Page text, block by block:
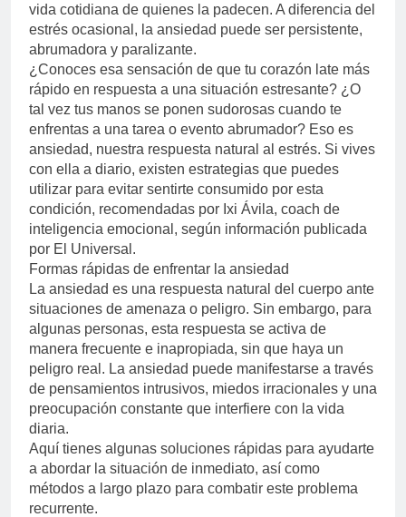
vida cotidiana de quienes la padecen. A diferencia del
estrés ocasional, la ansiedad puede ser persistente,
abrumadora y paralizante.
¿Conoces esa sensación de que tu corazón late más
rápido en respuesta a una situación estresante? ¿O
tal vez tus manos se ponen sudorosas cuando te
enfrentas a una tarea o evento abrumador? Eso es
ansiedad, nuestra respuesta natural al estrés. Si vives
con ella a diario, existen estrategias que puedes
utilizar para evitar sentirte consumido por esta
condición, recomendadas por Ixi Ávila, coach de
inteligencia emocional, según información publicada
por El Universal.
Formas rápidas de enfrentar la ansiedad
La ansiedad es una respuesta natural del cuerpo ante
situaciones de amenaza o peligro. Sin embargo, para
algunas personas, esta respuesta se activa de
manera frecuente e inapropiada, sin que haya un
peligro real. La ansiedad puede manifestarse a través
de pensamientos intrusivos, miedos irracionales y una
preocupación constante que interfiere con la vida
diaria.
Aquí tienes algunas soluciones rápidas para ayudarte
a abordar la situación de inmediato, así como
métodos a largo plazo para combatir este problema
recurrente.